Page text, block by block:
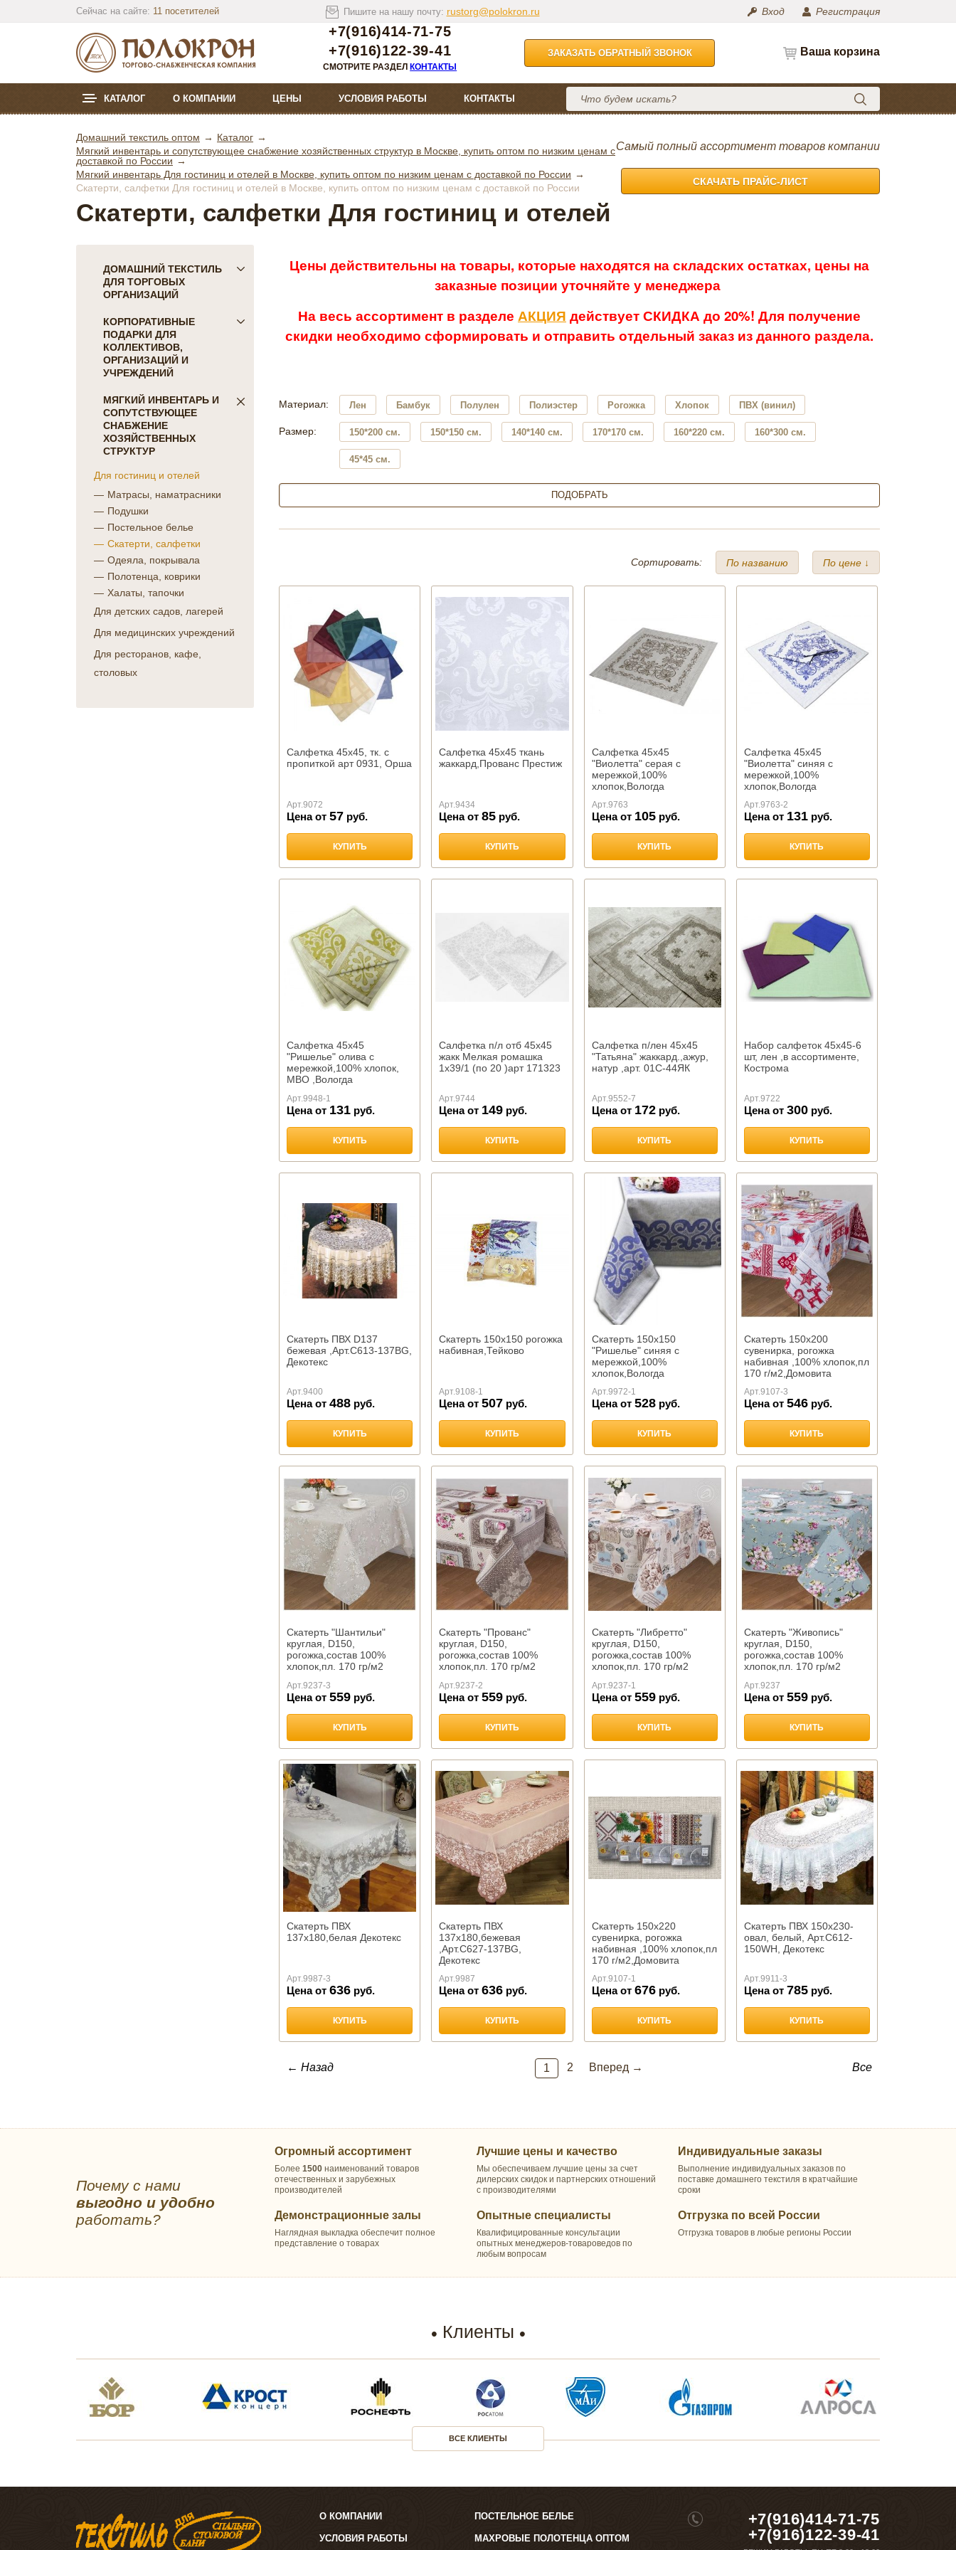
Сейчас на сайте: 11 посетителей Пишите на нашу почту: rustorg@polokron.ru Вход Регистрация
+7(916)414-71-75
+7(916)122-39-41
СМОТРИТЕ РАЗДЕЛКОНТАКТЫ
ЗАКАЗАТЬ ОБРАТНЫЙ ЗВОНОК Ваша корзина
КАТАЛОГ О КОМПАНИИ ЦЕНЫ УСЛОВИЯ РАБОТЫ КОНТАКТЫ
Домашний текстиль оптом
Каталог
Мягкий инвентарь и сопутствующее снабжение хозяйственных структур в Москве, купить оптом по низким ценам с
доставкой по России
Мягкий инвентарь Для гостиниц и отелей в Москве, купить оптом по низким ценам с доставкой по России
Скатерти, салфетки Для гостиниц и отелей в Москве, купить оптом по низким ценам с доставкой по России
Скатерти, салфетки Для гостиниц и отелей
Самый полный ассортимент товаров компании
СКАЧАТЬ ПРАЙС-ЛИСТ
ДОМАШНИЙ ТЕКСТИЛЬ
ДЛЯ ТОРГОВЫХ
ОРГАНИЗАЦИЙ
ПОСТЕЛЬНОЕ БЕЛЬЕ
Детское
КПБ Голд Текс
коллекция Сатин-жаккард
коллекция Сатин "COLORS
OF LIFE"
коллекция Батист
"CAMBRAI"
коллекция Поплин
коллекция Сатин-жаккард
набивной
Отдельные предметы Голд
Текс
КПБ Фланель
Махровые простыни
Отдельные предметы
постельного белья
Алое Вера
Водонепроницаемые/
Аквастоп
СКАТЕРТИ И САЛФЕТКИ
ТЕКСТИЛЬ ДЛЯ КУХНИ
Наборы для кухни
Полотенца для кухни
Махровые
Трикотаж
ТЕКСТИЛЬ ДЛЯ БАНИ
КОРПОРАТИВНЫЕ
ПОДАРКИ ДЛЯ
КОЛЛЕКТИВОВ,
ОРГАНИЗАЦИЙ И
УЧРЕЖДЕНИЙ
ПОДАРКИ ДЛЯ КОГО:
Женщинам
Коллегам
Мужчинам
Руководителю
ПОДАРКИ НА ПРАЗДНИК
23 февраля
День Победы
Новый Год
ПОДАРКИ НА
ПРОФЕССИОНАЛЬНЫЙ
День авиации
День железнодорожника
День медика
МЯГКИЙ ИНВЕНТАРЬ И
СОПУТСТВУЮЩЕЕ
СНАБЖЕНИЕ
ХОЗЯЙСТВЕННЫХ
СТРУКТУР
Для гостиниц и отелей
Матрасы, наматрасники
Подушки
Постельное белье
Скатерти, салфетки
Одеяла, покрывала
Полотенца, коврики
Халаты, тапочки
Для детских садов, лагерей
Для медицинских учреждений
Для ресторанов, кафе,
столовых
Цены действительны на товары, которые находятся на складских остатках, цены на
заказные позиции уточняйте у менеджера
На весь ассортимент в разделе АКЦИЯ действует СКИДКА до 20%! Для получение
скидки необходимо сформировать и отправить отдельный заказ из данного раздела.
Материал: Лен Бамбук Полулен Полиэстер Рогожка Хлопок ПВХ (винил)
Размер: 150*200 см. 150*150 см. 140*140 см. 170*170 см. 160*220 см. 160*300 см.
45*45 см.
Сортировать: По названию По цене ↓
Салфетка 45х45, тк. с
пропиткой арт 0931, Орша
Арт.9072
Цена от 57 руб.
КУПИТЬ
Салфетка 45х45 ткань
жаккард,Прованс Престиж
Арт.9434
Цена от85 руб.
КУПИТЬ
Салфетка 45х45
"Виолетта" серая с
мережкой,100%
хлопок,Вологда
Арт.9763
Цена от 105руб.
КУПИТЬ
Салфетка 45х45
"Виолетта" синяя с
мережкой,100%
хлопок,Вологда
Арт.9763-2
Цена от 131руб.
КУПИТЬ
Салфетка 45х45
"Ришелье" олива с
мережкой,100% хлопок,
МВО ,Вологда
Арт.9948-1
Цена от 131 руб.
КУПИТЬ
Салфетка п/л отб 45х45
жакк Мелкая ромашка
1х39/1 (по 20 )арт 171323
Арт.9744
Цена от 149 руб.
КУПИТЬ
Салфетка п/лен 45х45
"Татьяна" жаккард.,ажур,
натур ,арт. 01С-44ЯК
Арт.9552-7
Цена от 172руб.
КУПИТЬ
Набор салфеток 45х45-6
шт, лен ,в ассортименте,
Кострома
Арт.9722
Цена от 300руб.
КУПИТЬ
Скатерть ПВХ D137
бежевая ,Арт.С613-137BG,
Декотекс
Арт.9400
Цена от 488 руб.
КУПИТЬ
Скатерть 150х150 рогожка
набивная,Тейково
Арт.9108-1
Цена от507 руб.
КУПИТЬ
Скатерть 150х150
"Ришелье" синяя с
мережкой,100%
хлопок,Вологда
Арт.9972-1
Цена от 528руб.
КУПИТЬ
Скатерть 150х200
сувенирка, рогожка
набивная ,100% хлопок,пл
170 г/м2,Домовита
Арт.9107-3
Цена от 546руб.
КУПИТЬ
Скатерть "Шантильи"
круглая, D150,
рогожка,состав 100%
хлопок,пл. 170 гр/м2
Арт.9237-3
Цена от 559 руб.
КУПИТЬ
Скатерть "Прованс"
круглая, D150,
рогожка,состав 100%
хлопок,пл. 170 гр/м2
Арт.9237-2
Цена от559 руб.
КУПИТЬ
Скатерть "Либретто"
круглая, D150,
рогожка,состав 100%
хлопок,пл. 170 гр/м2
Арт.9237-1
Цена от 559руб.
КУПИТЬ
Скатерть "Живопись"
круглая, D150,
рогожка,состав 100%
хлопок,пл. 170 гр/м2
Арт.9237
Цена от 559руб.
КУПИТЬ
Скатерть ПВХ
137х180,белая Декотекс
Арт.9987-3
Цена от 636 руб.
КУПИТЬ
Скатерть ПВХ
137х180,бежевая
,Арт.С627-137BG,
Декотекс
Арт.9987
Цена от636 руб.
КУПИТЬ
Скатерть 150х220
сувенирка, рогожка
набивная ,100% хлопок,пл
170 г/м2,Домовита
Арт.9107-1
Цена от 676руб.
КУПИТЬ
Скатерть ПВХ 150х230-
овал, белый, Арт.С612-
150WH, Декотекс
Арт.9911-3
Цена от 785руб.
КУПИТЬ
← Назад 1 2 Вперед → Все
Почему с нами
выгодно и удобно
работать?
Огромный ассортимент
Более1500 наименований товаров
отечественных и зарубежных
производителей
Демонстрационные залы
Наглядная выкладка обеспечит полное
представление о товарах
Лучшие цены и качество
Мы обеспечиваем лучшие цены за счет
дилерских скидок и партнерских отношений
с производителями
Опытные специалисты
Квалифицированные консультации
опытных менеджеров-товароведов по
любым вопросам
Индивидуальные заказы
Выполнение индивидуальных заказов по
поставке домашнего текстиля в кратчайшие
сроки
Отгрузка по всей России
Отгрузка товаров в любые регионы России
Клиенты
ВСЕ КЛИЕНТЫ
О КОМПАНИИ
УСЛОВИЯ РАБОТЫ
ПОСТЕЛЬНОЕ БЕЛЬЕ
МАХРОВЫЕ ПОЛОТЕНЦА ОПТОМ
+7(916)414-71-75
+7(916)122-39-41